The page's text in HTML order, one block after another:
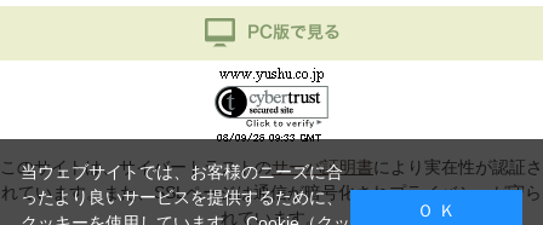
このサイトは、サイバートラストのサーバ証明書により実在性が認証さ
れています。また、SSLページは通信が暗号化されプライバシーが守ら
れています。
当ウェブサイトでは、お客様のニーズに合
ったより良いサービスを提供するために、
Ｏ Ｋ